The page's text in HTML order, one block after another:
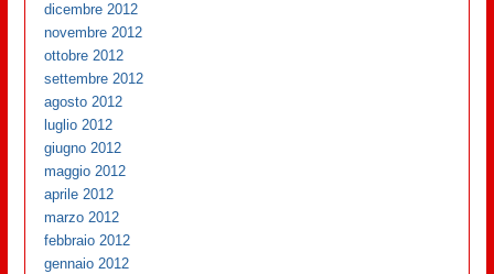
dicembre 2012
novembre 2012
ottobre 2012
settembre 2012
agosto 2012
luglio 2012
giugno 2012
maggio 2012
aprile 2012
marzo 2012
febbraio 2012
gennaio 2012